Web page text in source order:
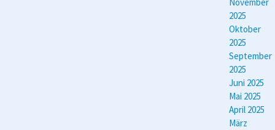
November
2025
Oktober
2025
September
2025
Juni 2025
Mai 2025
April 2025
März